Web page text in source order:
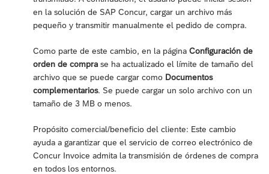
en la solución de SAP Concur, cargar un archivo más
pequeño y transmitir manualmente el pedido de compra.
Como parte de este cambio, en la página Configuración de
orden de compra se ha actualizado el límite de tamaño del
archivo que se puede cargar como Documentos
complementarios. Se puede cargar un solo archivo con un
tamaño de 3 MB o menos.
Propósito comercial/beneficio del cliente: Este cambio
ayuda a garantizar que el servicio de correo electrónico de
Concur Invoice admita la transmisión de órdenes de compra
en todos los entornos.